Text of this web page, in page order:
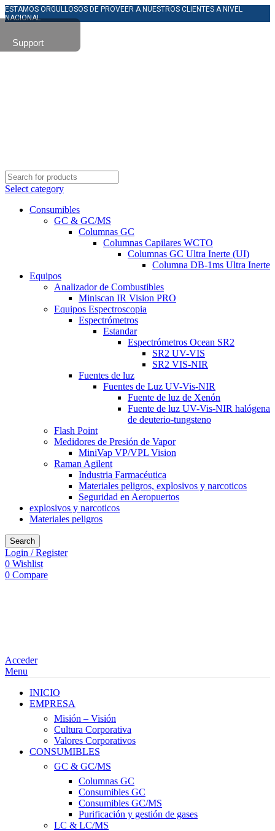
ESTAMOS ORGULLOSOS DE PROVEER A NUESTROS CLIENTES A NIVEL
NACIONAL
Select category
Consumibles
GC & GC/MS
Columnas GC
Columnas Capilares WCTO
Columnas GC Ultra Inerte (UI)
Columna DB-1ms Ultra Inerte
Equipos
Analizador de Combustibles
Miniscan IR Vision PRO
Equipos Espectroscopia
Espectrómetros
Estandar
Espectrómetros Ocean SR2
SR2 UV-VIS
SR2 VIS-NIR
Fuentes de luz
Fuentes de Luz UV-Vis-NIR
Fuente de luz de Xenón
Fuente de luz UV-Vis-NIR halógena
de deuterio-tungsteno
Flash Point
Medidores de Presión de Vapor
MiniVap VP/VPL Vision
Raman Agilent
Industria Farmacéutica
Materiales peligros, explosivos y narcoticos
Seguridad en Aeropuertos
explosivos y narcoticos
Materiales peligros
Search
Login / Register
0 Wishlist
0 Compare
Acceder
Menu
INICIO
EMPRESA
Misión – Visión
Cultura Corporativa
Valores Corporativos
CONSUMIBLES
GC & GC/MS
Columnas GC
Consumibles GC
Consumibles GC/MS
Purificación y gestión de gases
LC & LC/MS
Support